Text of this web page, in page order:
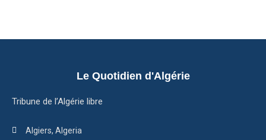
Le Quotidien d'Algérie
Tribune de l’Algérie libre
Algiers, Algeria